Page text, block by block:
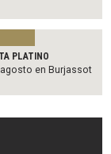
PLATINO
en Burjassot